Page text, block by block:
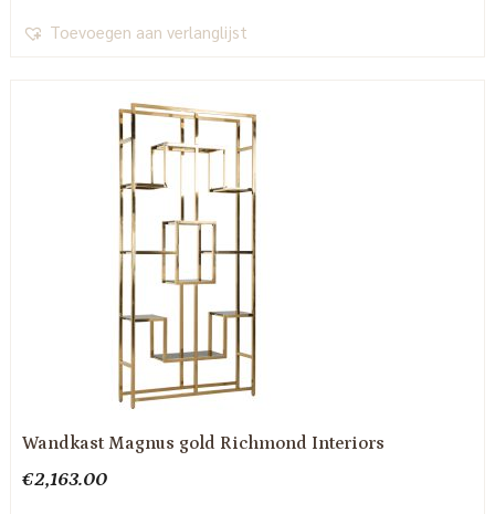
Toevoegen aan verlanglijst
Wandkast Magnus gold Richmond Interiors
€2,163.00